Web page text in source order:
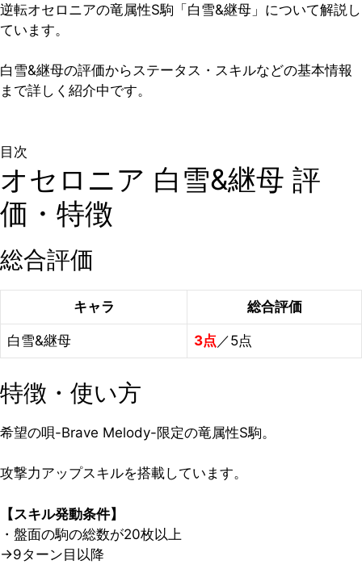
逆転オセロニアの竜属性S駒「白雪&継母」について解説し
ています。
白雪&継母の評価からステータス・スキルなどの基本情報
まで詳しく紹介中です。
目次
オセロニア 白雪&継母 評
価・特徴
総合評価
キャラ 総合評価
白雪&継母 3点 ／5点
特徴・使い方
希望の唄-Brave Melody-限定の竜属性S駒。
攻撃力アップスキルを搭載しています。
【スキル発動条件】
・盤面の駒の総数が20枚以上
→9ターン目以降